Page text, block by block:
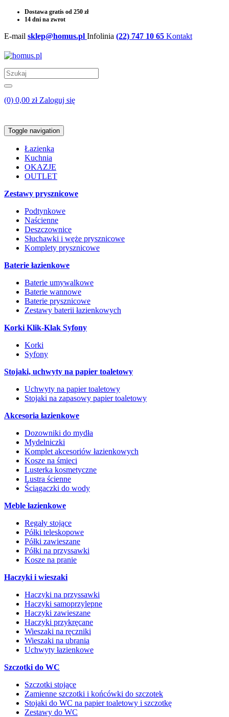
Dostawa gratis od 250 zł
14 dni na zwrot
E-mail sklep@homus.pl Infolinia (22) 747 10 65 Kontakt
(0) 0,00 zł Zaloguj się
Toggle navigation
Łazienka
Kuchnia
OKAZJE
OUTLET
Zestawy prysznicowe
Podtynkowe
Naścienne
Deszczownice
Słuchawki i węże prysznicowe
Komplety prysznicowe
Baterie łazienkowe
Baterie umywalkowe
Baterie wannowe
Baterie prysznicowe
Zestawy baterii łazienkowych
Korki Klik-Klak Syfony
Korki
Syfony
Stojaki, uchwyty na papier toaletowy
Uchwyty na papier toaletowy
Stojaki na zapasowy papier toaletowy
Akcesoria łazienkowe
Dozowniki do mydła
Mydelniczki
Komplet akcesoriów łazienkowych
Kosze na śmieci
Lusterka kosmetyczne
Lustra ścienne
Ściągaczki do wody
Meble łazienkowe
Regały stojące
Półki teleskopowe
Półki zawieszane
Półki na przyssawki
Kosze na pranie
Haczyki i wieszaki
Haczyki na przyssawki
Haczyki samoprzylepne
Haczyki zawieszane
Haczyki przykręcane
Wieszaki na ręczniki
Wieszaki na ubrania
Uchwyty łazienkowe
Szczotki do WC
Szczotki stojące
Zamienne szczotki i końcówki do szczotek
Stojaki do WC na papier toaletowy i szczotkę
Zestawy do WC